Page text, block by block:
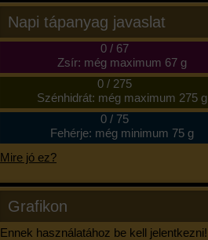
Napi tápanyag javaslat
0/ 67
Zsír: még maximum 67 g
0/ 275
Szénhidrát: még maximum 275 g
0/ 75
Fehérje: még minimum 75 g
Mire jó ez?
Grafikon
Ennek használatához be kell jelentkezni!